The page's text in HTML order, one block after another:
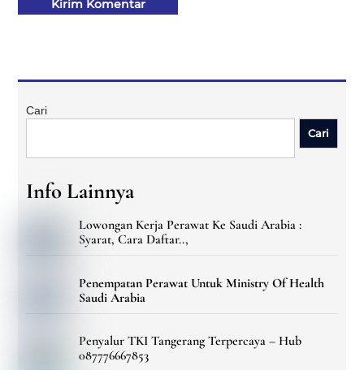
Cari
Cari
Info Lainnya
Lowongan Kerja Perawat Ke Saudi Arabia :
Syarat, Cara Daftar..,
Penempatan Perawat Untuk Ministry Of Health
Saudi Arabia
Penyalur TKI Tangerang Terpercaya – Hub
087776667853